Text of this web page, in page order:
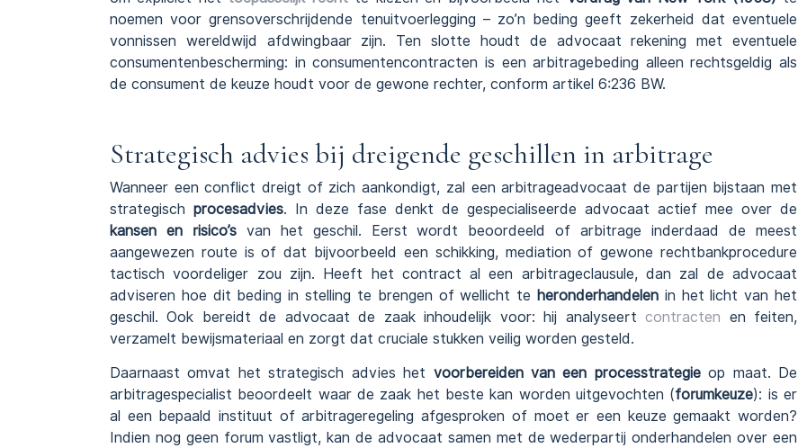
noemen voor grensoverschrijdende tenuitvoerlegging – zo’n beding geeft zekerheid dat eventuele
vonnissen wereldwijd afdwingbaar zijn. Ten slotte houdt de advocaat rekening met eventuele
consumentenbescherming: in consumentencontracten is een arbitragebeding alleen rechtsgeldig als
de consument de keuze houdt voor de gewone rechter, conform artikel 6:236 BW.
Strategisch advies bij dreigende geschillen in arbitrage
Wanneer een conflict dreigt of zich aankondigt, zal een arbitrageadvocaat de partijen bijstaan met
strategisch procesadvies. In deze fase denkt de gespecialiseerde advocaat actief mee over de
kansen en risico’svan het geschil. Eerst wordt beoordeeld of arbitrage inderdaad de meest
aangewezen route is of dat bijvoorbeeld een schikking, mediation of gewone rechtbankprocedure
tactisch voordeliger zou zijn. Heeft het contract al een arbitrageclausule, dan zal de advocaat
adviseren hoe dit beding in stelling te brengen of wellicht te heronderhandelenin het licht van het
geschil. Ook bereidt de advocaat de zaak inhoudelijk voor: hij analyseertcontracten en feiten,
verzamelt bewijsmateriaal en zorgt dat cruciale stukken veilig worden gesteld.
Daarnaast omvat het strategisch advies het voorbereiden van een processtrategieop maat. De
arbitragespecialist beoordeelt waar de zaak het beste kan worden uitgevochten (forumkeuze): is er
al een bepaald instituut of arbitrageregeling afgesproken of moet er een keuze gemaakt worden?
Indien nog geen forum vastligt, kan de advocaat samen met de wederpartij onderhandelen over een